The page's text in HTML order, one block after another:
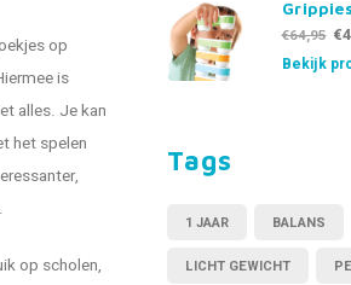
op
is
alles. Je kan
het spelen
op scholen,
€64,95
Bekijk
Tags
1 JAAR BALANS
LICHT GEWICHT